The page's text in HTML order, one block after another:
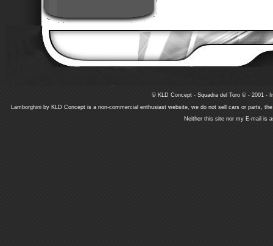
© KLD Concept - Squadra del Toro © - 2001 -
Lamborghini by KLD Concept is a non-commercial enthusiast website, we do not sell cars or parts,
Neither this site nor my E-mail is